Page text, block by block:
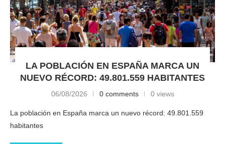
LA POBLACIÓN EN ESPAÑA MARCA UN
NUEVO RÉCORD: 49.801.559 HABITANTES
06/08/2026 0 comments 0 views
La población en España marca un nuevo récord: 49.801.559
habitantes